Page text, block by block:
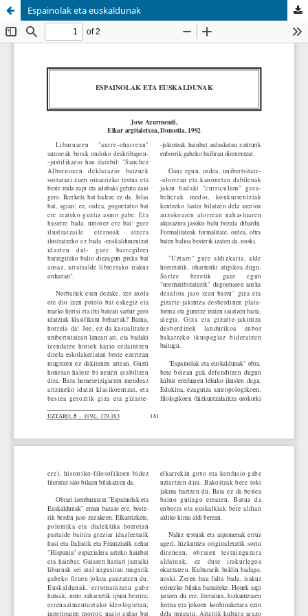
Espainolak eta euskaldunak